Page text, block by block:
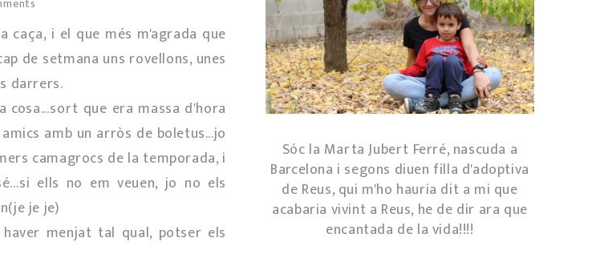
caça, i el que més m'agrada que
de setmana uns rovellons, unes
darrers.
que era massa d'hora
amb un arròs de boletus...jo
camagrocs de la temporada, i
ells no em veuen, jo no els
je je)
menjat tal qual, potser els
Sóc la Marta Jubert Ferré, nascuda a
Barcelona i segons diuen filla d'adoptiva
de Reus, qui m'ho hauria dit a mi que
acabaria vivint a Reus, he de dir ara que
encantada de la vida!!!!